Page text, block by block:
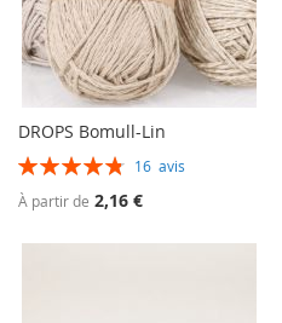
DROPS Bomull-Lin
Évaluation:
16 avis
À partir de 2,16 €